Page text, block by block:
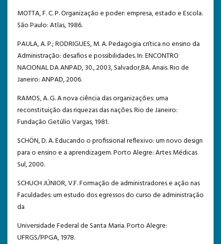
MOTTA, F. C. P. Organização e poder: empresa, estado e Escola.
São Paulo: Atlas, 1986.
PAULA, A. P.; RODRIGUES, M. A. Pedagogia crítica no ensino da
Administração: desafios e possibilidades. In: ENCONTRO
NACIONAL DA ANPAD, 30., 2003, Salvador,BA. Anais. Rio de
Janeiro: ANPAD, 2006.
RAMOS, A. G. A nova ciência das organizações: uma
reconstituição das riquezas das nações. Rio de Janeiro:
Fundação Getúlio Vargas, 1981.
SCHÖN, D. A. Educando o profissional reflexivo: um novo design
para o ensino e a aprendizagem. Porto Alegre: Artes Médicas
Sul, 2000.
SCHUCH JÚNIOR, V.F. Formação de administradores e ação nas
Faculdades: um estudo dos egressos do curso de administração
da
Universidade Federal de Santa Maria. Porto Alegre:
UFRGS/PPGA, 1978.